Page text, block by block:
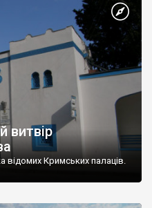
витвір
відомих Кримських палаців.